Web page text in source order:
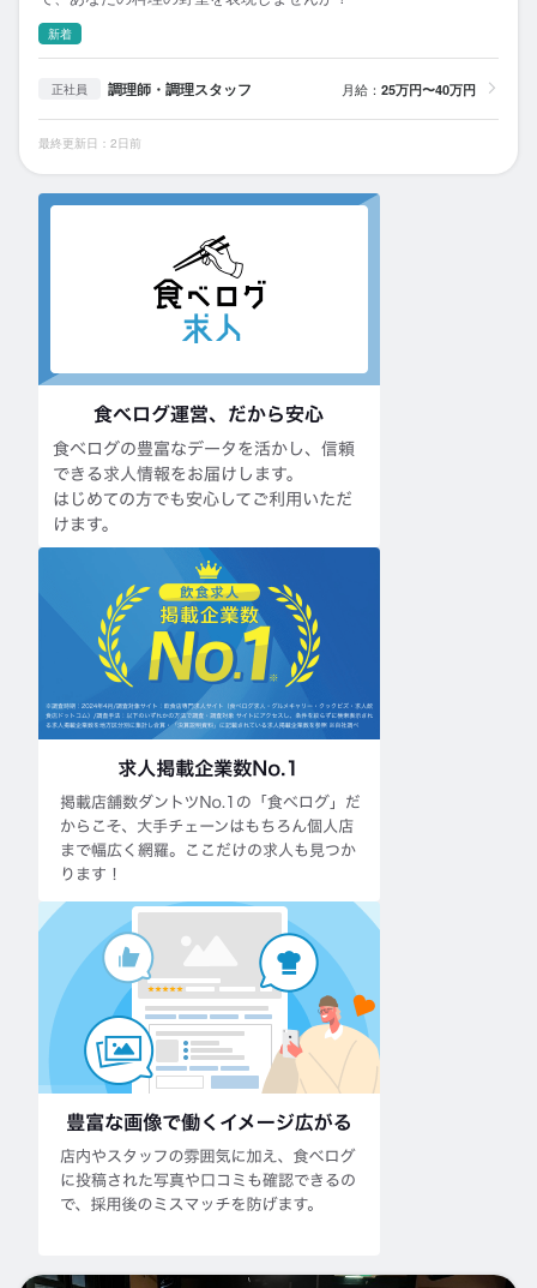
新着
正社員 調理師・調理スタッフ 月給： 25万円〜40万円
最終更新日：2日前